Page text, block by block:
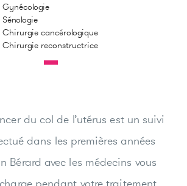
Gynécologie
Sénologie
Chirurgie cancérologique
Chirurgie reconstructrice
du col de l’utérus est un suivi
dans les premières années
Bérard avec les médecins vous
pendant votre traitement.